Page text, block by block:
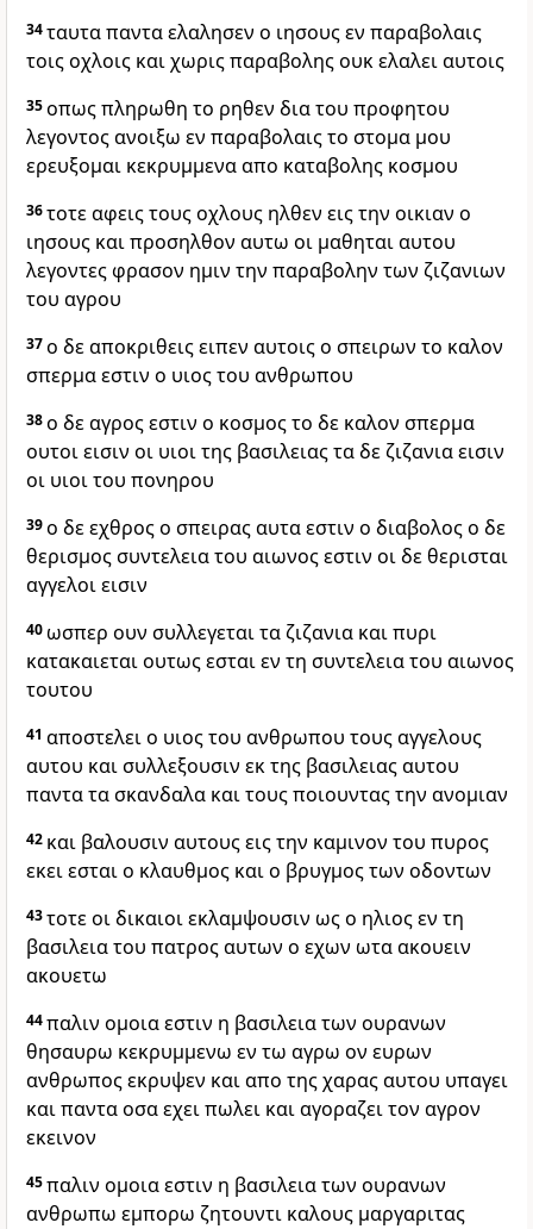
34ταυτα παντα ελαλησεν ο ιησους εν παραβολαις
τοις οχλοις και χωρις παραβολης ουκ ελαλει αυτοις
35οπως πληρωθη το ρηθεν δια του προφητου
λεγοντος ανοιξω εν παραβολαις το στομα μου
ερευξομαι κεκρυμμενα απο καταβολης κοσμου
36τοτε αφεις τους οχλους ηλθεν εις την οικιαν ο
ιησους και προσηλθον αυτω οι μαθηται αυτου
λεγοντες φρασον ημιν την παραβολην των ζιζανιων
του αγρου
37ο δε αποκριθεις ειπεν αυτοις ο σπειρων το καλον
σπερμα εστιν ο υιος του ανθρωπου
38ο δε αγρος εστιν ο κοσμος το δε καλον σπερμα
ουτοι εισιν οι υιοι της βασιλειας τα δε ζιζανια εισιν
οι υιοι του πονηρου
39ο δε εχθρος ο σπειρας αυτα εστιν ο διαβολος ο δε
θερισμος συντελεια του αιωνος εστιν οι δε θερισται
αγγελοι εισιν
40 ωσπερ ουν συλλεγεται τα ζιζανια και πυρι
κατακαιεται ουτως εσται εν τη συντελεια του αιωνος
τουτου
41 αποστελει ο υιος του ανθρωπου τους αγγελους
αυτου και συλλεξουσιν εκ της βασιλειας αυτου
παντα τα σκανδαλα και τους ποιουντας την ανομιαν
42 και βαλουσιν αυτους εις την καμινον του πυρος
εκει εσται ο κλαυθμος και ο βρυγμος των οδοντων
43τοτε οι δικαιοι εκλαμψουσιν ως ο ηλιος εν τη
βασιλεια του πατρος αυτων ο εχων ωτα ακουειν
ακουετω
44παλιν ομοια εστιν η βασιλεια των ουρανων
θησαυρω κεκρυμμενω εν τω αγρω ον ευρων
ανθρωπος εκρυψεν και απο της χαρας αυτου υπαγει
και παντα οσα εχει πωλει και αγοραζει τον αγρον
εκεινον
45παλιν ομοια εστιν η βασιλεια των ουρανων
ανθρωπω εμπορω ζητουντι καλους μαργαριτας